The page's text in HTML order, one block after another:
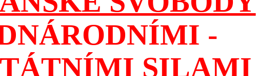
-
SILAMI